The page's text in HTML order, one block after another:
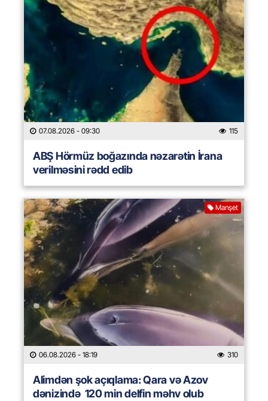
07.08.2026 - 09:30 115
ABŞ Hörmüz boğazında nəzarətin İrana
verilməsini rədd edib
Manşet
06.08.2026 - 18:19 310
Alimdən şok açıqlama: Qara və Azov
dənizində 120 min delfin məhv olub